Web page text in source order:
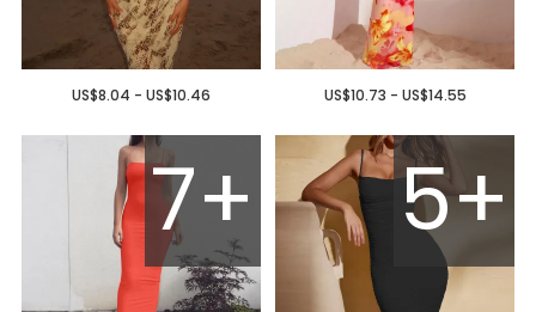
US$8.04 - US$10.46 US$10.73 - US$14.55
7+ 5+